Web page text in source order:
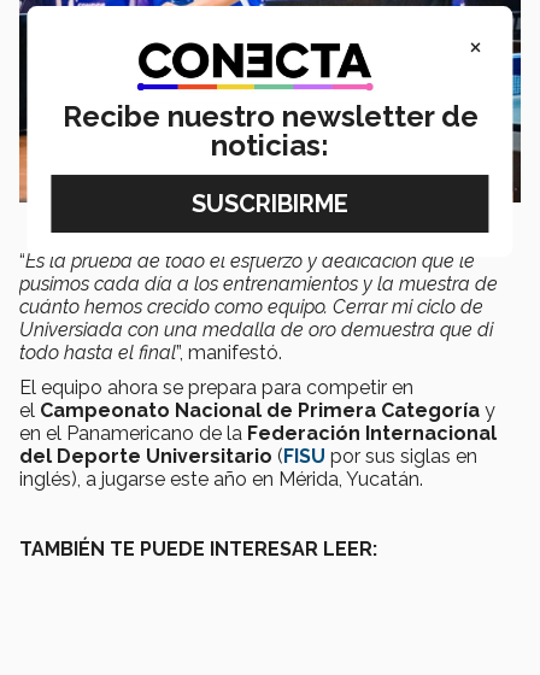
“Es la prueba de todo el esfuerzo y dedicación que le
pusimos cada día a los entrenamientos y la muestra de
cuánto hemos crecido como equipo. Cerrar mi ciclo de
Universiada con una medalla de oro demuestra que di
todo hasta el final”, manifestó.
El equipo ahora se prepara para competir en
el Campeonato Nacional de Primera Categoría y
en el Panamericano de la Federación Internacional
del Deporte Universitario (FISU por sus siglas en
inglés), a jugarse este año en Mérida, Yucatán.
TAMBIÉN TE PUEDE INTERESAR LEER:
×
Recibe nuestro newsletter de
noticias: